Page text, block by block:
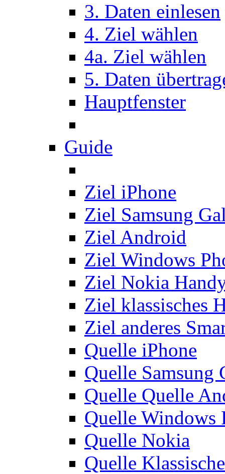
3. Daten einlesen
4. Ziel wählen
4a. Ziel wählen
5. Daten
Hauptfenster
Guide
Ziel iPhone
Ziel Samsung
Ziel Android
Ziel Windows
Ziel Nokia
Ziel klassisches
Ziel anderes
Quelle iPhone
Quelle Samsung
Quelle Quelle
Quelle Windows
Quelle Nokia
Quelle